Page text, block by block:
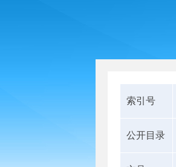
索引号
公开目录